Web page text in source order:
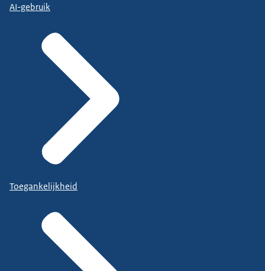
AI-gebruik
Toegankelijkheid